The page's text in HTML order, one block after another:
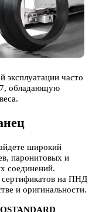
эксплуатации часто
обладающую
широкий
паронитовых и
соединений.
сертификатов на ПНД
и оригинальности.